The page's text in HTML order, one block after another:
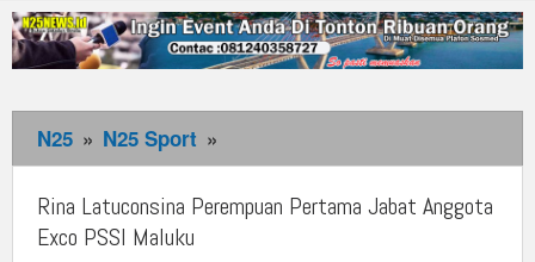
N25 » N25 Sport »
Latuconsina
Perempuan
Pertama
Rina Latuconsina Perempuan Pertama Jabat Anggota
Exco PSSI Maluku